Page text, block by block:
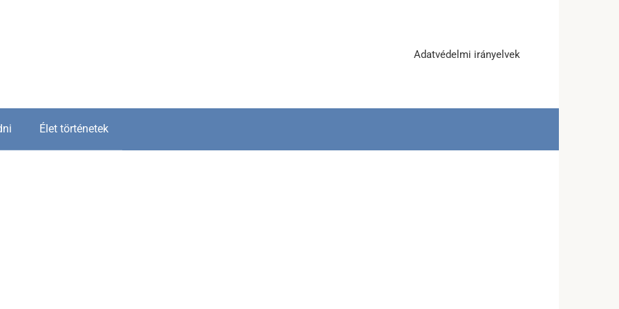
Adatvédelmi irányelvek
Élet történetek